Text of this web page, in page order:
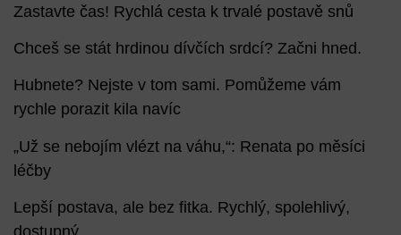
Zastavte čas! Rychlá cesta k trvalé postavě snů
Chceš se stát hrdinou dívčích srdcí? Začni hned.
Hubnete? Nejste v tom sami. Pomůžeme vám
rychle porazit kila navíc
„Už se nebojím vlézt na váhu,“: Renata po měsíci
léčby
Lepší postava, ale bez fitka. Rychlý, spolehlivý,